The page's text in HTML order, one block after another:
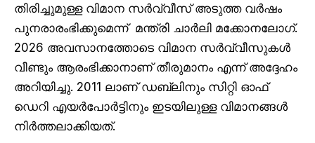
തിരിച്ചുമുള്ള വിമാന സർവ്വീസ് അടുത്ത വർഷം
പുനരാരംഭിക്കുമെന്ന് മന്ത്രി ചാർലി മക്കോനലോഗ്.
2026 അവസാനത്തോടെ വിമാന സർവ്വീസുകൾ
വീണ്ടും ആരംഭിക്കാനാണ് തീരുമാനം എന്ന് അദ്ദേഹം
അറിയിച്ചു. 2011 ലാണ് ഡബ്ലിനും സിറ്റി ഓഫ്
ഡെറി എയർപോർട്ടിനും ഇടയിലുള്ള വിമാനങ്ങൾ
നിർത്തലാക്കിയത്.